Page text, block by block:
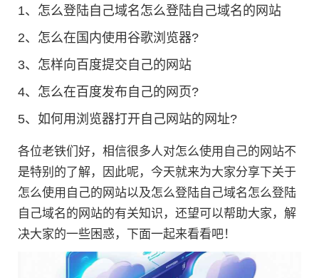
1、 怎么登陆自己域名怎么登陆自己域名的网站
2、 怎么在国内使用谷歌浏览器?
3、 怎样向百度提交自己的网站
4、 怎么在百度发布自己的网页?
5、 如何用浏览器打开自己网站的网址?
各位老铁们好，相信很多人对怎么使用自己的网站不
是特别的了解，因此呢，今天就来为大家分享下关于
怎么使用自己的网站以及怎么登陆自己域名怎么登陆
自己域名的网站的有关知识，还望可以帮助大家，解
决大家的一些困惑，下面一起来看看吧！